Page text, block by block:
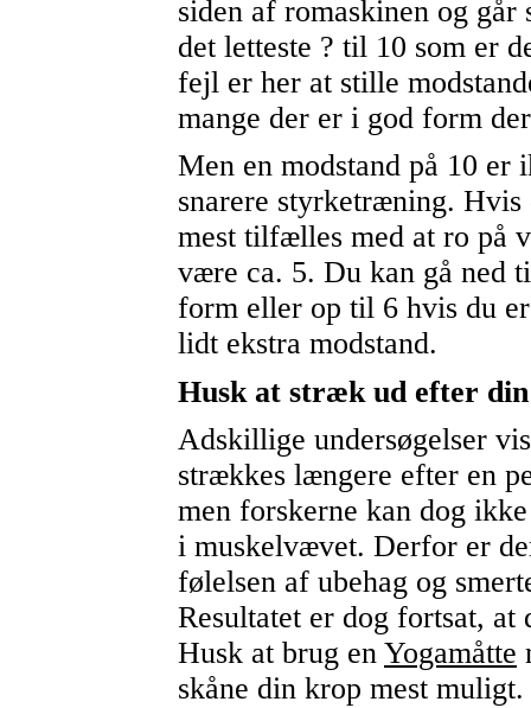
siden af romaskinen og
det letteste ? til 10 som er
fejl er her at stille
mange der er i god form
Men en modstand på 10
snarere styrketræning.
mest tilfælles med at ro på
være ca. 5. Du kan gå ned
form eller op til 6 hvis du
lidt ekstra modstand.
Husk at stræk ud efter
Adskillige undersøgelser
strækkes længere efter en
men forskerne kan dog
i muskelvævet. Derfor er
følelsen af ubehag og
Resultatet er dog fortsat,
Husk at brug en Yogamåtte
skåne din krop mest muligt.